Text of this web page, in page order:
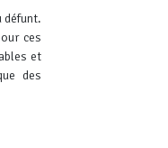
défunt.
ces
et
des